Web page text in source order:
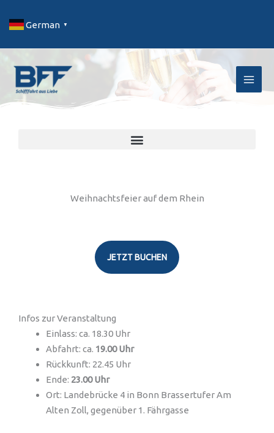
InhaltGerman ▼
BFF Bonner
Schifffahrt
Schifffahrten in und um Bonn
Weihnachtsfeier auf dem Rhein
JETZT BUCHEN
Infos zur Veranstaltung
Einlass: ca. 18.30 Uhr
Abfahrt: ca. 19.00 Uhr
Rückkunft: 22.45 Uhr
Ende: 23.00 Uhr
Ort: Landebrücke 4 in Bonn Brassertufer Am
Alten Zoll, gegenüber 1. Fährgasse